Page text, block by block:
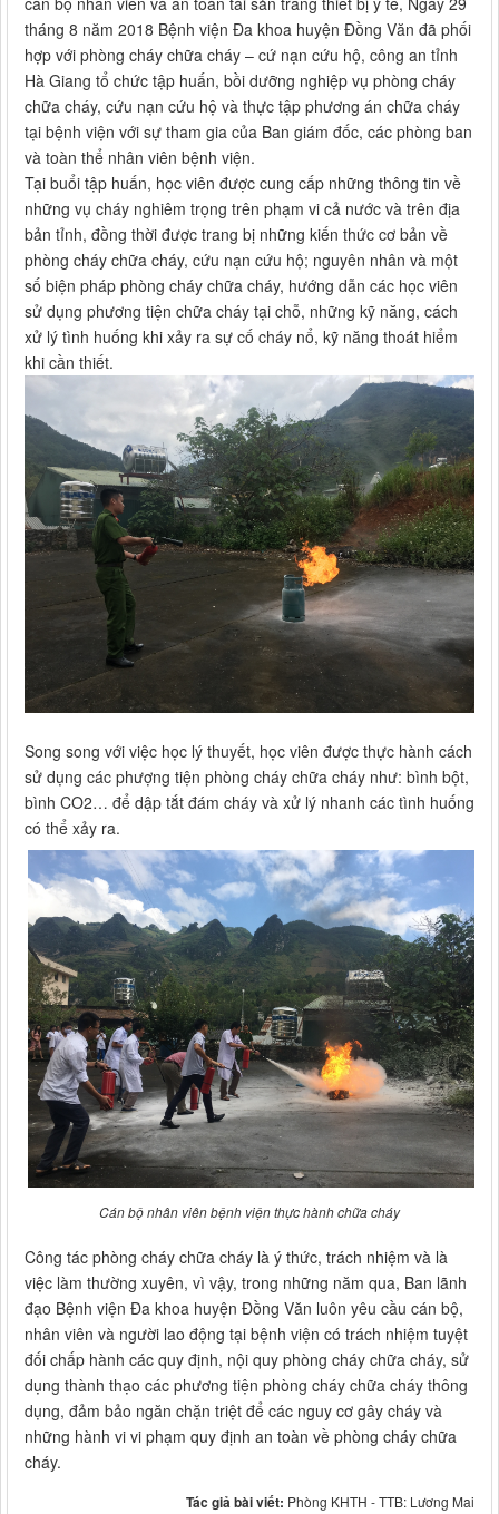
tháng 8 năm 2018 Bệnh viện Đa khoa huyện Đồng Văn đã phối
hợp với phòng cháy chữa cháy – cứ nạn cứu hộ, công an tỉnh
Hà Giang tổ chức tập huấn, bồi dưỡng nghiệp vụ phòng cháy
chữa cháy, cứu nạn cứu hộ và thực tập phương án chữa cháy
tại bệnh viện với sự tham gia của Ban giám đốc, các phòng ban
và toàn thể nhân viên bệnh viện.
Tại buổi tập huấn, học viên được cung cấp những thông tin về
những vụ cháy nghiêm trọng trên phạm vi cả nước và trên địa
bản tỉnh, đồng thời được trang bị những kiến thức cơ bản về
phòng cháy chữa cháy, cứu nạn cứu hộ; nguyên nhân và một
số biện pháp phòng cháy chữa cháy, hướng dẫn các học viên
sử dụng phương tiện chữa cháy tại chỗ, những kỹ năng, cách
xử lý tình huống khi xảy ra sự cố cháy nổ, kỹ năng thoát hiểm
khi cần thiết.
Song song với việc học lý thuyết, học viên được thực hành cách
sử dụng các phượng tiện phòng cháy chữa cháy như: bình bột,
bình CO2… để dập tắt đám cháy và xử lý nhanh các tình huống
có thể xảy ra.
Cán bộ nhân viên bệnh viện thực hành chữa cháy
Công tác phòng cháy chữa cháy là ý thức, trách nhiệm và là
việc làm thường xuyên, vì vậy, trong những năm qua, Ban lãnh
đạo Bệnh viện Đa khoa huyện Đồng Văn luôn yêu cầu cán bộ,
nhân viên và người lao động tại bệnh viện có trách nhiệm tuyệt
đối chấp hành các quy định, nội quy phòng cháy chữa cháy, sử
dụng thành thạo các phương tiện phòng cháy chữa cháy thông
dụng, đảm bảo ngăn chặn triệt để các nguy cơ gây cháy và
những hành vi vi phạm quy định an toàn về phòng cháy chữa
cháy.
Tác giả bài viết: Phòng KHTH - TTB: Lương Mai